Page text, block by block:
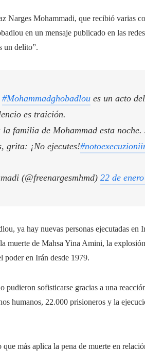
Narges Mohammadi, que recibió varias
en un mensaje publicado en las
un delito”.
#Mohammadghobadlou es un acto
es traición.
la familia de Mohammad esta
grita: ¡No ejecutes!
(@freenargesmhmd) 22 de
ya hay nuevas personas ejecutadas en
muerte de Mahsa Yina Amini, la
poder en Irán desde 1979.
pudieron sofisticarse gracias a una
humanos, 22.000 prisioneros y la
más aplica la pena de muerte en